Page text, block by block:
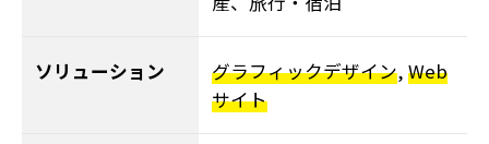
ソリューション グラフィックデザイン, Web
サイト